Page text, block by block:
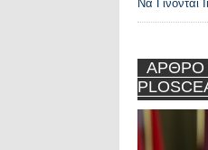
Να Γίνονται
ΑΡΘΡΟ